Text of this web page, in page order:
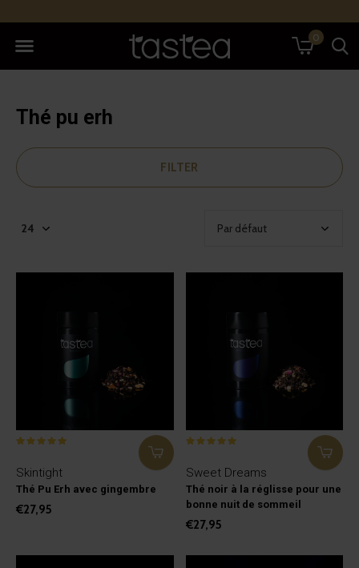
0
Thé pu erh
FILTER
Skintight
Thé Pu Erh avec gingembre
€27,95
Sweet Dreams
Thé noir à la réglisse pour une
bonne nuit de sommeil
€27,95